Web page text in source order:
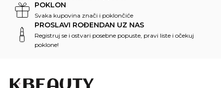
POKLON
Svaka kupovina znači i poklončiće
PROSLAVI ROĐENDAN UZ NAS
Registruj se i ostvari posebne popuste, pravi liste i očekuj
poklone!